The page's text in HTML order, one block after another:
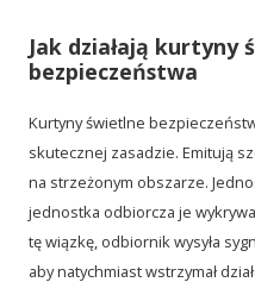
Jak działają kurtyny
bezpieczeństwa
Kurtyny świetlne
skutecznej zasadzie. Emitują
na strzeżonym obszarze.
jednostka odbiorcza je
tę wiązkę, odbiornik wysyła
aby natychmiast wstrzymał